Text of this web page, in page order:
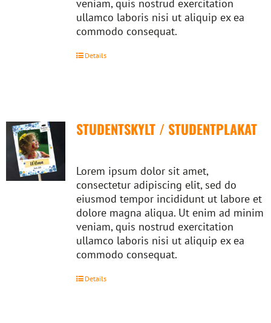
veniam, quis nostrud exercitation
ullamco laboris nisi ut aliquip ex ea
commodo consequat.
Details
STUDENTSKYLT / STUDENTPLAKAT
Lorem ipsum dolor sit amet,
consectetur adipiscing elit, sed do
eiusmod tempor incididunt ut labore et
dolore magna aliqua. Ut enim ad minim
veniam, quis nostrud exercitation
ullamco laboris nisi ut aliquip ex ea
commodo consequat.
Details